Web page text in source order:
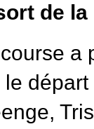
de la
a